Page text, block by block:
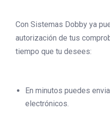
Con Sistemas Dobby ya
autorización de tus
tiempo que tu desees:
En minutos puedes
electrónicos.